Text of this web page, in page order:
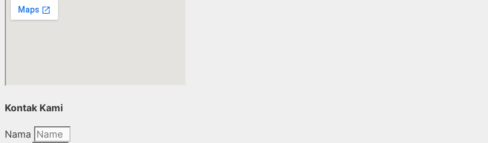
Kontak Kami
Nama